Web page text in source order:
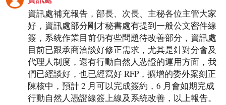
資訊處補充報告，部長、次長、主秘各位主管大家
好，資訊處部分剛才秘書處有提到一般公文密件線
簽，系統作業目前仍有些問題待改善部分，資訊處
目前已跟承商洽談好修正需求，尤其是針對分會及
代理人制度，還有行動自然人憑證的運用方面，我
們已經談好，也已經寫好 RFP，擴增的委外案刻正
陳核中，預計 2 月可以完成簽約，6 月會如期完成
行動自然人憑證線簽上線及系統改善，以上報告。